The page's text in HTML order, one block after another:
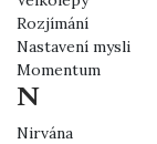
Rozjímání
Nastavení mysli
Momentum
N
Nirvána